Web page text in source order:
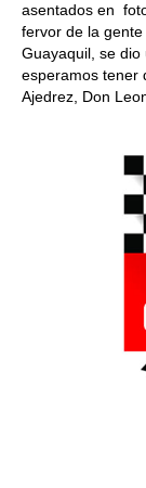
asentados en
fervor de la
Guayaquil, se
esperamos tener
Ajedrez, Don